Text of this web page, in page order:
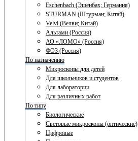
Eschenbach (Эшенбах; Германия)
STURMAN (Штурман; Китай)
Velvi (Велви; Китай)
Альтами (Россия)
АО «ЛОМО» (Россия)
ФОЗ (Россия)
По назначению
Микроскопы для детей
Для школьников и студентов
Для лаборатории
Для различных работ
По типу
Биологические
Световые микроскопы (оптические)
Цифровые